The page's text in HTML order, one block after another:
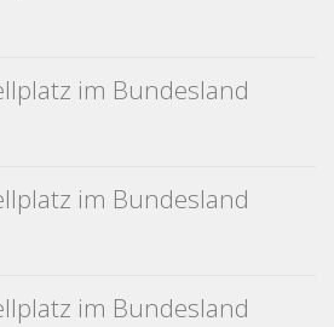
im Bundesland
im Bundesland
im Bundesland